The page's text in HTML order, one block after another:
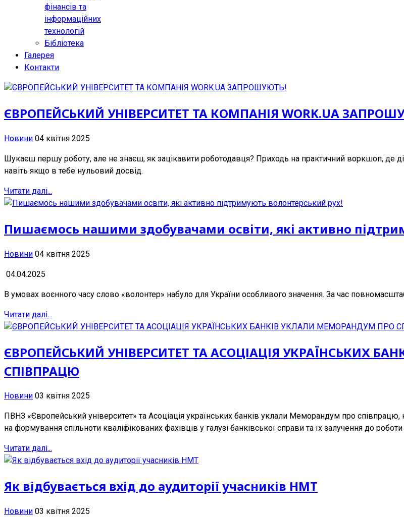
фінансів та
інформаційних
технологій
Бібліотека
Галерея
Контакти
ЄВРОПЕЙСЬКИЙ УНІВЕРСИТЕТ ТА КОМПАНІЯ WORK.UA
Новини 04 квітня 2025
Шукаєш першу роботу, але не знаєш, як зацікавити роботодавця? Приходь на практичний воркшоп, де
навіть якщо в тебе нульовий досвід.
Читати далі...
Пишаємось нашими здобувачами освіти, які активно
Новини 04 квітня 2025
04.04.2025
В умовах воєнного часу слово «волонтер» набуло для України особливого значення. За час
Читати далі...
ЄВРОПЕЙСЬКИЙ УНІВЕРСИТЕТ ТА АСОЦІАЦІЯ УКРАЇНСЬКИХ
СПІВПРАЦЮ
Новини 03 квітня 2025
ПВНЗ «Європейський університет» та Асоціація українських банків уклали Меморандум про
на формування спільноти кваліфікованих фахівців у галузі банківської справи та їх залучення до роботи
Читати далі...
Як відбувається вхід до аудиторії учасників НМТ
Новини 03 квітня 2025